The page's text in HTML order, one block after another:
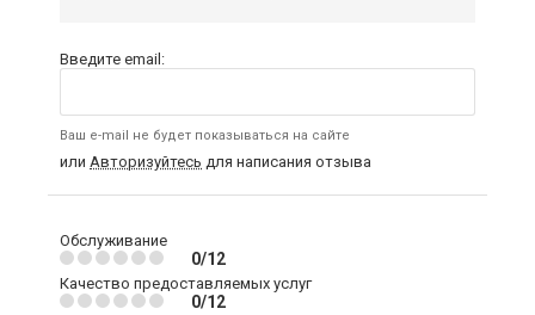
Введите email:
Ваш e-mail не будет показываться на сайте
или Авторизуйтесь для написания отзыва
Обслуживание
0/12
Качество предоставляемых услуг
0/12